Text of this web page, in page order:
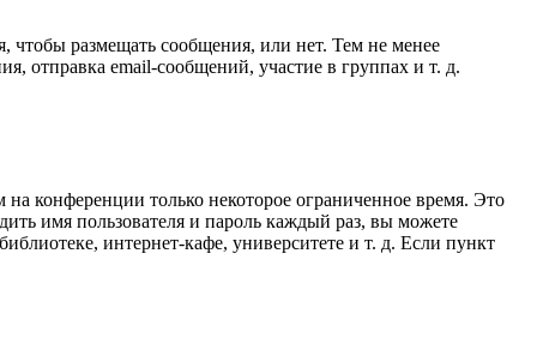
чтобы размещать сообщения, или нет. Тем не менее
отправка email-сообщений, участие в группах и т. д.
конференции только некоторое ограниченное время. Это
имя пользователя и пароль каждый раз, вы можете
интернет-кафе, университете и т. д. Если пункт